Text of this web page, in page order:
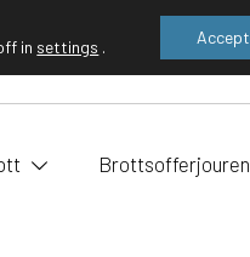
EN FI SE
Brottsofferjouren
in settings . Accept